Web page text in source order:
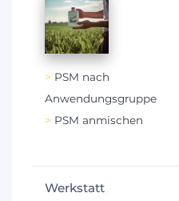
PSM nach
Anwendungsgruppe
PSM anmischen
Werkstatt